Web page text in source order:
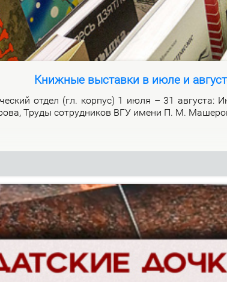
Книжные выставки в июле и
от­дел (гл. кор­пус) 1 июля – 31 ав­гу­ста:
Тру­ды со­труд­ни­ков ВГУ име­ни П. М.